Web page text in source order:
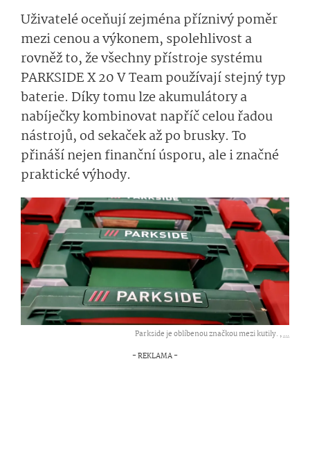
Uživatelé oceňují zejména příznivý poměr
mezi cenou a výkonem, spolehlivost a
rovněž to, že všechny přístroje systému
PARKSIDE X 20 V Team používají stejný typ
baterie. Díky tomu lze akumulátory a
nabíječky kombinovat napříč celou řadou
nástrojů, od sekaček až po brusky. To
přináší nejen finanční úsporu, ale i značné
praktické výhody.
Parkside je oblíbenou značkou mezi kutily. ,...